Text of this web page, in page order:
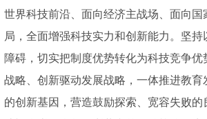
世界科技前沿、面向经济主战场、面向
局，全面增强科技实力和创新能力。坚
障碍，切实把制度优势转化为科技竞争
战略、创新驱动发展战略，一体推进教
的创新基因，营造鼓励探索、宽容失败